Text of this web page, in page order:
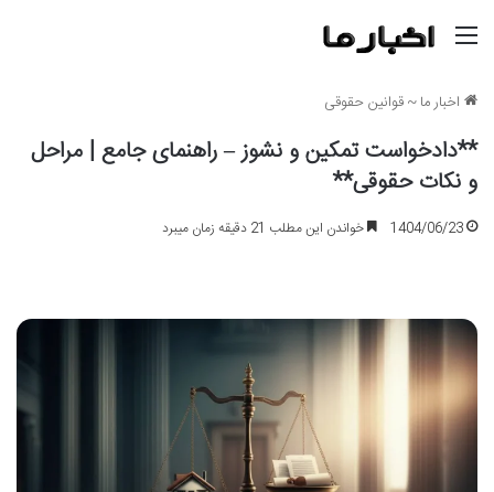
اخبار ما~قوانین حقوقی
**دادخواست تمکین و نشوز – راهنمای جامع | مراحل
و نکات حقوقی**
1404/06/23 خواندن این مطلب 21 دقیقه زمان میبرد